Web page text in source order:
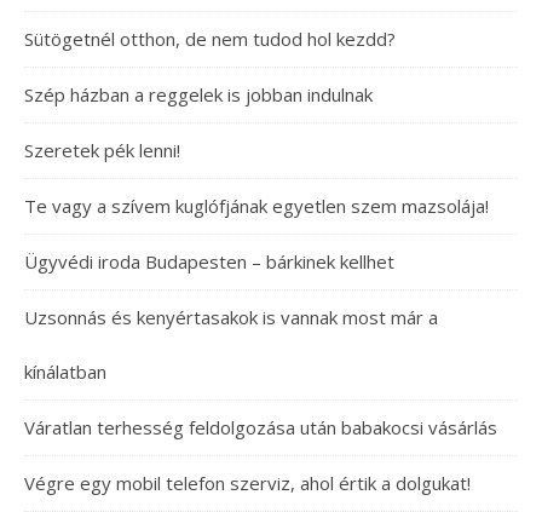
Sütögetnél otthon, de nem tudod hol kezdd?
Szép házban a reggelek is jobban indulnak
Szeretek pék lenni!
Te vagy a szívem kuglófjának egyetlen szem mazsolája!
Ügyvédi iroda Budapesten – bárkinek kellhet
Uzsonnás és kenyértasakok is vannak most már a
kínálatban
Váratlan terhesség feldolgozása után babakocsi vásárlás
Végre egy mobil telefon szerviz, ahol értik a dolgukat!